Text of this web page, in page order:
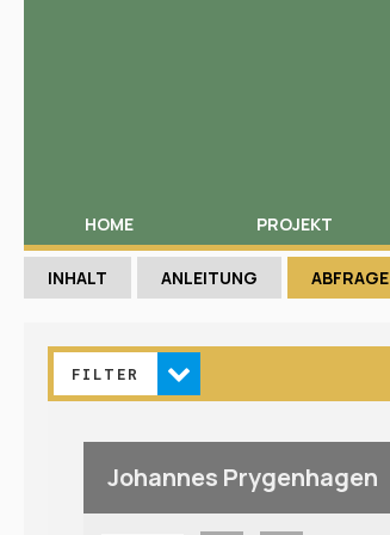
HOME PROJEKT
INHALT ANLEITUNG ABFRAGE